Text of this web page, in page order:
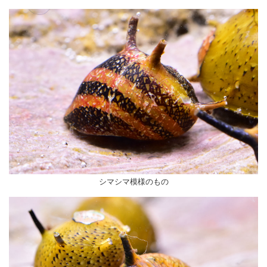
シマシマ模様のもの